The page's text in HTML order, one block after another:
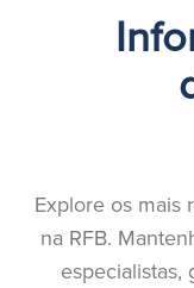
Explore os mais
na RFB.
especialistas,